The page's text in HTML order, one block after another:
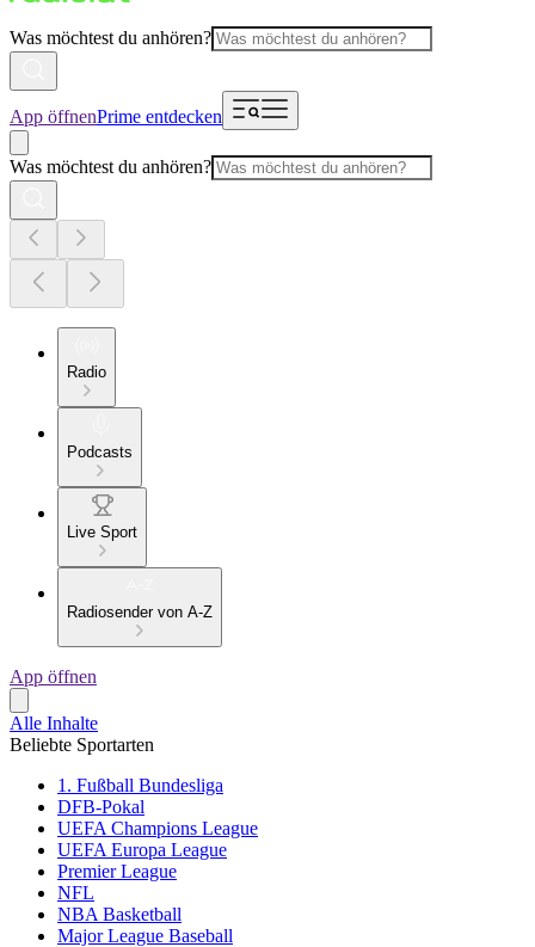
Was möchtest du anhören?
App öffnenPrime entdecken
Was möchtest du anhören?
Radio
Podcasts
Live Sport
Radiosender von A-Z
App öffnen
Alle Inhalte
Beliebte Sportarten
1. Fußball Bundesliga
DFB-Pokal
UEFA Champions League
UEFA Europa League
Premier League
NFL
NBA Basketball
Major League Baseball